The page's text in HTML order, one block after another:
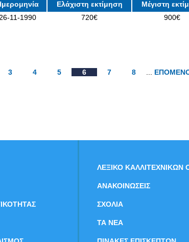
Ελάχιστη εκτίμηση Μέγιστη
26-11-1990 720€ 900€
3 4 5 6 7 8
ΛΕΞΙΚΟ ΚΑΛΛΙΤΕΧΝΙΚΩΝ
ΑΝΑΚΟΙΝΩΣΕΙΣ
ΣΧΟΛΙΑ
ΤΑ ΝEΑ